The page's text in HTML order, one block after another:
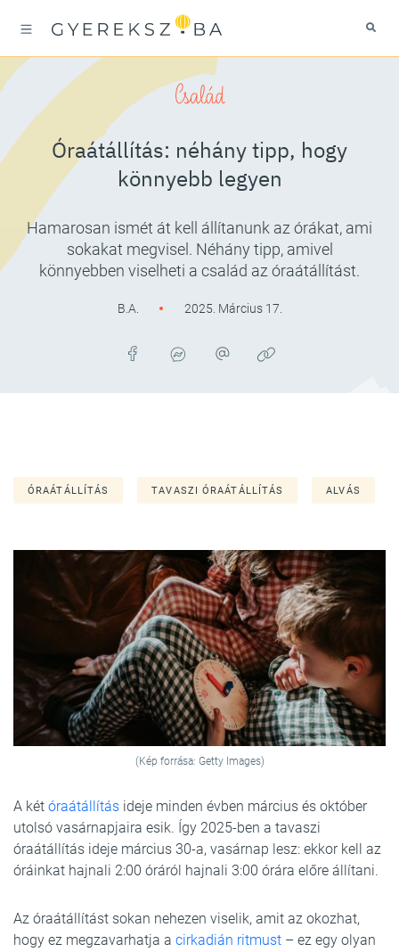
Család
Óraátállítás: néhány tipp, hogy
könnyebb legyen
Hamarosan ismét át kell állítanunk az órákat, ami
sokakat megvisel. Néhány tipp, amivel
könnyebben viselheti a család az óraátállítást.
B.A. 2025. Március 17.
ÓRAÁTÁLLÍTÁS TAVASZI ÓRAÁTÁLLÍTÁS ALVÁS
(Kép forrása: Getty Images)
A két óraátállítás ideje minden évben március és október
utolsó vasárnapjaira esik. Így 2025-ben a tavaszi
óraátállítás ideje március 30-a, vasárnap lesz: ekkor kell az
óráinkat hajnali 2:00 óráról hajnali 3:00 órára előre állítani.
Az óraátállítást sokan nehezen viselik, amit az okozhat,
hogy ez megzavarhatja a cirkadián ritmust – ez egy olyan